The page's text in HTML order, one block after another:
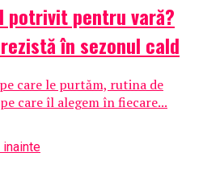
potrivit pentru vară?
în sezonul cald
care le purtăm, rutina de
care îl alegem în fiecare...